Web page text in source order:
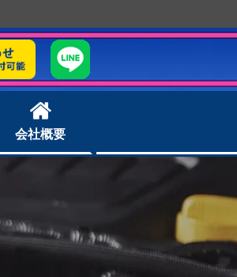
会社概要